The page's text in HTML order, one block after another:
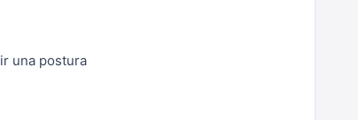
una postura